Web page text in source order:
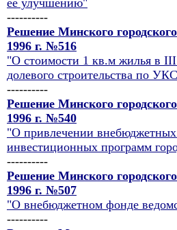
----------
Решение Минского
1996 г. №516
"О стоимости 1 кв.м жилья в III
долевого строительства по
----------
Решение Минского
1996 г. №540
"О привлечении
инвестиционных программ
----------
Решение Минского
1996 г. №507
"О внебюджетном фонде
----------